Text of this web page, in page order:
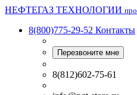
НЕФТЕГАЗ ТЕХНОЛОГИИ
8(800)775-29-52 Контакты
Перезвоните мне
8(812)602-75-61